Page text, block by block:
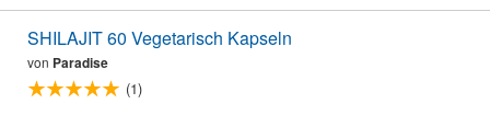
SHILAJIT 60 Vegetarisch Kapseln
von Paradise
(1)